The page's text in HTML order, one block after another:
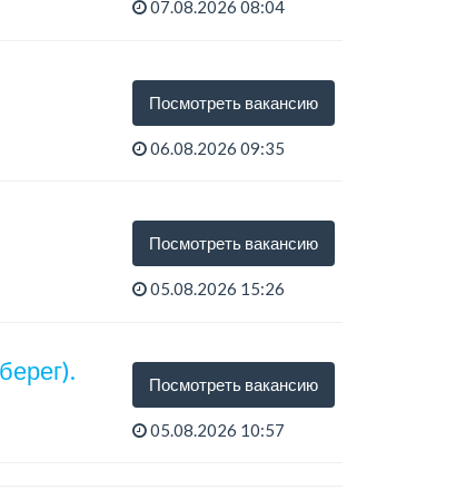
07.08.2026 08:04
Посмотреть вакансию
06.08.2026 09:35
Посмотреть вакансию
05.08.2026 15:26
Посмотреть вакансию
05.08.2026 10:57